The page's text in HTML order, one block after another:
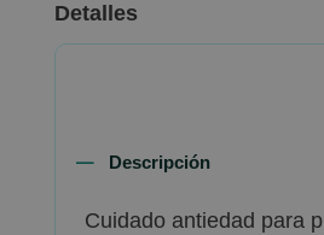
Detalles
Descripción
Cuidado antiedad para